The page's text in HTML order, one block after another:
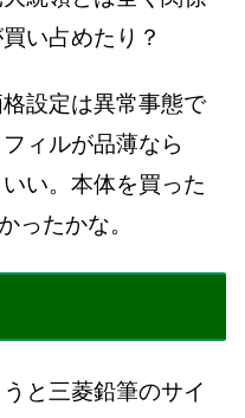
い占めたり？
設定は異常事態で
ィルが品薄なら
い。本体を買った
ったかな。
と三菱鉛筆のサイ